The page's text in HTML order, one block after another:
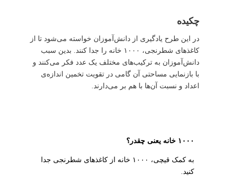
چکیده
در این طرح یادگیری از دانش‌آموزان خواسته می‌شود تا از
کاغذهای شطرنجی، ۱۰۰۰ خانه را جدا کنند. بدین سبب
دانش‌آموزان به ترکیب‌های مختلف یک عدد فکر می‌کنند و
با بازنمایی مساحتی آن گامی در تقویت تخمین اندازه‌ی
اعداد و نسبت آن‌ها با هم بر می‌دارند.
۱۰۰۰ خانه یعنی چقدر؟
به کمک قیچی، ۱۰۰۰ خانه از کاغذهای شطرنجی جدا
کنید.